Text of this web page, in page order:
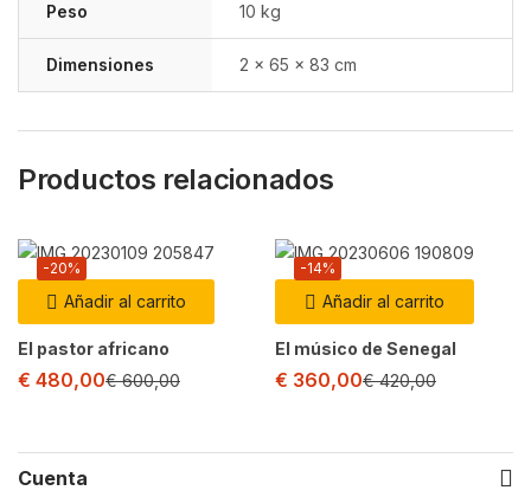
Peso 10 kg
Dimensiones 2 × 65 × 83 cm
Productos relacionados
Añadir al carrito
-20%
El pastor africano
€ 480,00El
es:
€600,00
era:
Añadir al carrito
-14%
El músico de Senegal
€ 360,00El
es:
€420,00
era:
€ 420,00.
Cuenta